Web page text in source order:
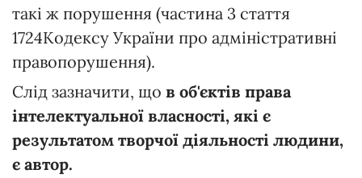
такі ж порушення (частина 3 стаття
1724Кодексу України про адміністративні
правопорушення).
Слід зазначити, що в об'єктів права
інтелектуальної власності, які є
результатом творчої діяльності людини,
є автор.